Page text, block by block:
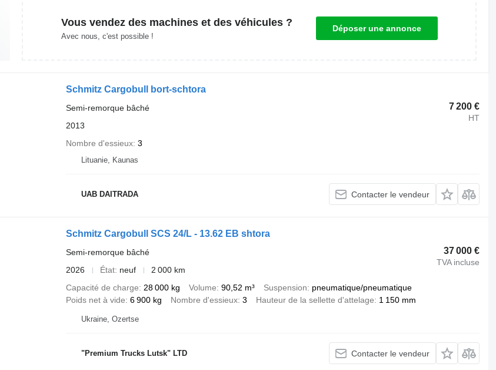
Vous vendez des machines et des véhicules ?
Avec nous, c'est possible !
Déposer une annonce
Schmitz Cargobull bort-schtora
7 200 €
HT
Semi-remorque bâché
2013
Nombre d'essieux 3
Lituanie, Kaunas
UAB DAITRADA Contacter le vendeur
Schmitz Cargobull SCS 24/L - 13.62 EB shtora
37 000 €
TVA incluse
Semi-remorque bâché
2026
État neuf
2 000 km
Capacité de charge
28 000 kg Volume 90,52 m³ Suspension
pneumatique/pneumatique
Poids net à vide 6 900 kg Nombre d'essieux 3 Hauteur de la sellette d'attelage 1 150 mm
Ukraine, Ozertse
"Premium Trucks Lutsk" LTD Contacter le vendeur